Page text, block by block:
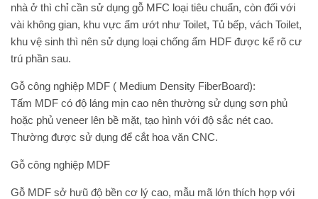
nhà ở thì chỉ cần sử dụng gỗ MFC loại tiêu chuẩn, còn đối với
vài không gian, khu vực ẩm ướt như Toilet, Tủ bếp, vách Toilet,
khu vệ sinh thì nên sử dụng loại chống ẩm HDF được kể rõ cư
trú phần sau.
Gỗ công nghiệp MDF ( Medium Density FiberBoard):
Tấm MDF có độ láng mịn cao nên thường sử dụng sơn phủ
hoặc phủ veneer lên bề mặt, tạo hình với độ sắc nét cao.
Thường được sử dụng để cắt hoa văn CNC.
Gỗ công nghiệp MDF
Gỗ MDF sở hưũ độ bền cơ lý cao, mẫu mã lớn thích hợp với